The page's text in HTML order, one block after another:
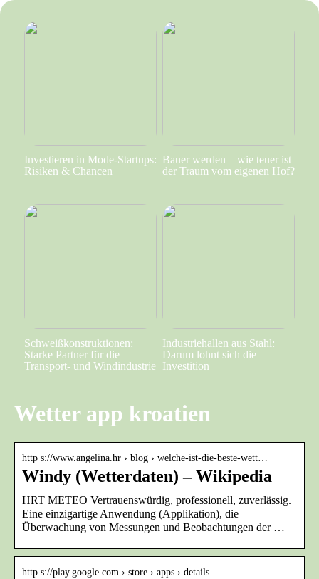
Investieren in Mode-Startups:
Risiken & Chancen
Bauer werden – wie teuer ist
der Traum vom eigenen Hof?
Schweißkonstruktionen:
Starke Partner für die
Transport- und Windindustrie
Industriehallen aus Stahl:
Darum lohnt sich die
Investition
Wetter app kroatien
http s://www.angelina.hr › blog › welche-ist-die-beste-wett…
Windy (Wetterdaten) – Wikipedia
HRT METEO Vertrauenswürdig, professionell, zuverlässig.
Eine einzigartige Anwendung (Applikation), die
Überwachung von Messungen und Beobachtungen der …
http s://play.google.com › store › apps › details